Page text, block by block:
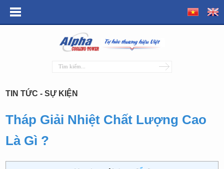
TIN TỨC - SỰ KIỆN
Tháp Giải Nhiệt Chất Lượng Cao
Là Gì ?